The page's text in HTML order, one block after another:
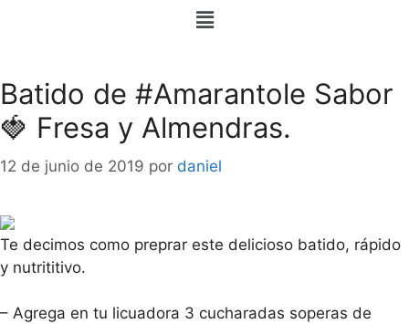
Batido de #Amarantole Sabor
🍓 Fresa y Almendras.
12 de junio de 2019 por daniel
Te decimos como preprar este delicioso batido, rápido
y nutrititivo.
– Agrega en tu licuadora 3 cucharadas soperas de